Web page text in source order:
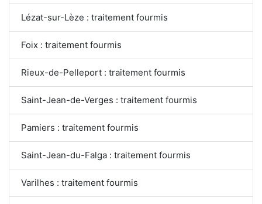
Lézat-sur-Lèze : traitement fourmis
Foix : traitement fourmis
Rieux-de-Pelleport : traitement fourmis
Saint-Jean-de-Verges : traitement fourmis
Pamiers : traitement fourmis
Saint-Jean-du-Falga : traitement fourmis
Varilhes : traitement fourmis